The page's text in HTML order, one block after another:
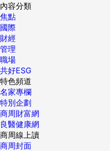
內容分類
焦點
國際
財經
管理
職場
共好ESG
特色頻道
名家專欄
特別企劃
商周財富網
良醫健康網
商周線上讀
商周封面